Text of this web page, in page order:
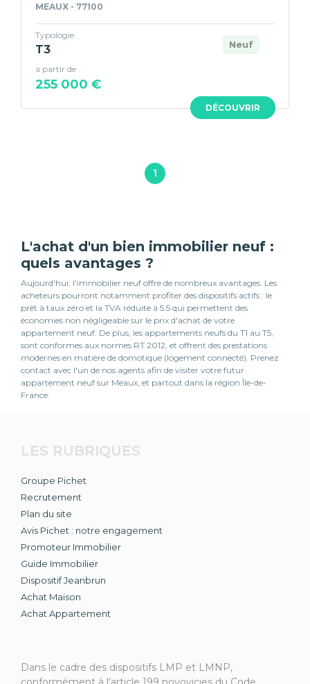
DÉCOUVRIR
MEAUX - 77100
Neuf
Typologie
T3
à partir de
255 000 €
1
L'achat d'un bien immobilier neuf :
quels avantages ?
Aujourd'hui, l'immobilier neuf offre de nombreux avantages. Les
acheteurs pourront notamment profiter des dispositifs actifs : le
prêt à taux zéro et la TVA réduite à 5.5 qui permettent des
économies non négligeable sur le prix d'achat de votre
appartement neuf. De plus, les appartements neufs du T1 au T5,
sont conformes aux normes RT 2012, et offrent des prestations
modernes en matière de domotique (logement connecté). Prenez
contact avec l'un de nos agents afin de visiter votre futur
appartement neuf sur Meaux, et partout dans la région Île-de-
France.
LES RUBRIQUES
Groupe Pichet
Recrutement
Plan du site
Avis Pichet : notre engagement
Promoteur Immobilier
Guide Immobilier
Dispositif Jeanbrun
Achat Maison
Achat Appartement
Dans le cadre des dispositifs LMP et LMNP,